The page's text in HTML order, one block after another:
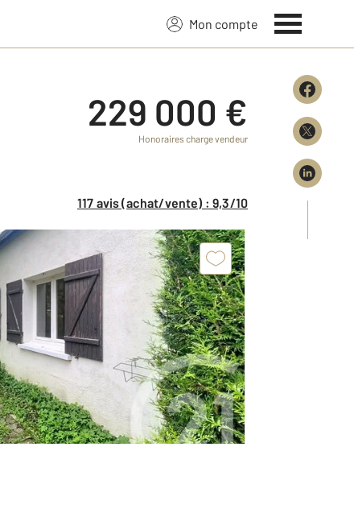
Mon compte
229 000 €
Honoraires charge vendeur
117 avis (achat/vente) : 9,3/10